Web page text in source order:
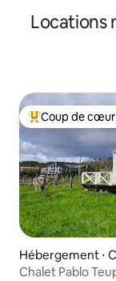
Locations
Coups de cœur
Coup de
Hébergement ⋅
Chalet Pablo